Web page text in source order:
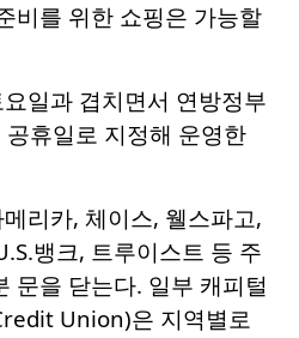
비를 위한 쇼핑은 가능할
일과 겹치면서 연방정부
휴일로 지정해 운영한
리카, 체이스, 웰스파고,
뱅크, 트루이스트 등 주
문을 닫는다. 일부 캐피털
Union)은 지역별로